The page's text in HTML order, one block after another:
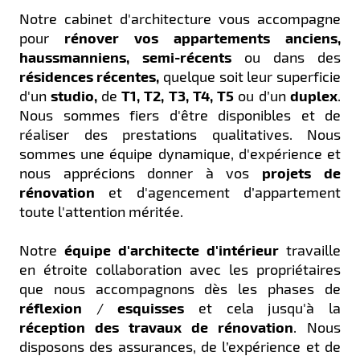
Notre cabinet d'architecture vous accompagne
pour rénover vos appartements anciens,
haussmanniens, semi-récents ou dans des
résidences récentes, quelque soit leur superficie
d'un studio, de T1, T2, T3, T4, T5 ou d’un duplex.
Nous sommes fiers d'être disponibles et de
réaliser des prestations qualitatives. Nous
sommes une équipe dynamique, d'expérience et
nous apprécions donner à vos projets de
rénovation et d'agencement d’appartement
toute l'attention méritée.
Notre équipe d'architecte d'intérieur travaille
en étroite collaboration avec les propriétaires
que nous accompagnons dès les phases de
réflexion / esquisses et cela jusqu'à la
réception des travaux de rénovation. Nous
disposons des assurances, de l’expérience et de